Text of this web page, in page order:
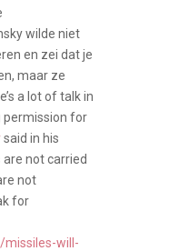
wilde niet
en zei dat je
maar ze
a lot of talk in
permission for
said in his
are not carried
not
for
missiles-will-